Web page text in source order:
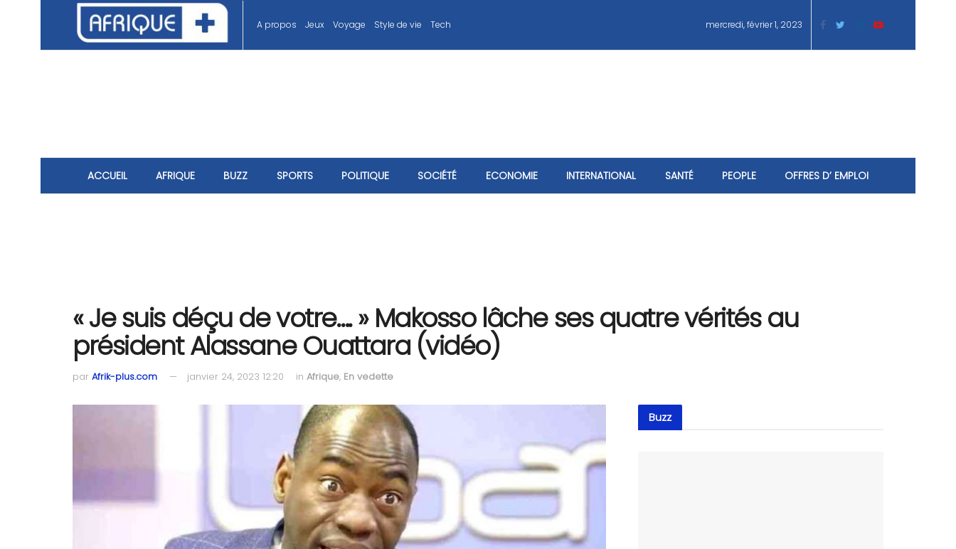
A propos Jeux Voyage Style de vie Tech mercredi, février 1, 2023
ACCUEIL AFRIQUE BUZZ SPORTS POLITIQUE SOCIÉTÉ ECONOMIE INTERNATIONAL SANTÉ PEOPLE OFFRES D’ EMPLOI
« Je suis déçu de votre…. » Makosso lâche ses quatre vérités au
président Alassane Ouattara (vidéo)
par Afrik-plus.com janvier 24, 2023 12:20 in Afrique, En vedette
Buzz